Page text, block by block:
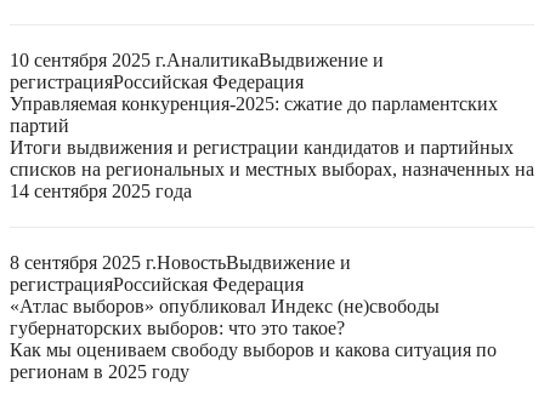
10 сентября 2025 г.АналитикаВыдвижение и
регистрацияРоссийская Федерация
Управляемая конкуренция-2025: сжатие до парламентских
партий
Итоги выдвижения и регистрации кандидатов и партийных
списков на региональных и местных выборах, назначенных на
14 сентября 2025 года
8 сентября 2025 г.НовостьВыдвижение и
регистрацияРоссийская Федерация
«Атлас выборов» опубликовал Индекс (не)свободы
губернаторских выборов: что это такое?
Как мы оцениваем свободу выборов и какова ситуация по
регионам в 2025 году